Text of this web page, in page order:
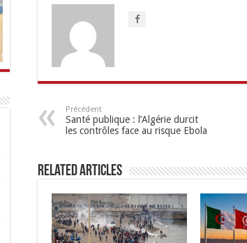
Précédent
Santé publique : l’Algérie durcit
les contrôles face au risque Ebola
Related Articles